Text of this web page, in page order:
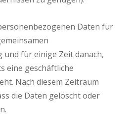
Daten für
und für einige Zeit danach,
eine geschäftliche
Nach diesem Zeitraum
die Daten gelöscht oder